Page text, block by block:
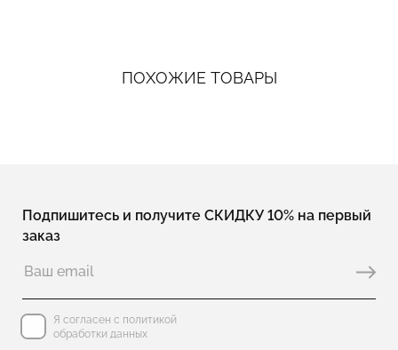
ПОХОЖИЕ ТОВАРЫ
Подпишитесь и получите СКИДКУ 10% на первый
заказ
Я согласен с политикой
обработки данных